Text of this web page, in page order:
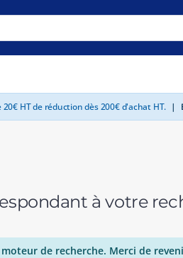
HT de réduction dès 200€ d'achat HT. |
à votre
de recherche. Merci de